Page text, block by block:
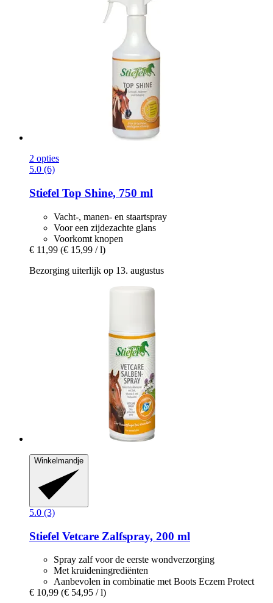
2 opties
5.0 (6)
Stiefel Top Shine, 750 ml
Vacht-, manen- en staartspray
Voor een zijdezachte glans
Voorkomt knopen
€ 11,99 (€ 15,99 / l)
Bezorging uiterlijk op 13. augustus
Winkelmandje
5.0 (3)
Stiefel Vetcare Zalfspray, 200 ml
Spray zalf voor de eerste wondverzorging
Met kruideningrediënten
Aanbevolen in combinatie met Boots Eczem Protect
€ 10,99 (€ 54,95 / l)